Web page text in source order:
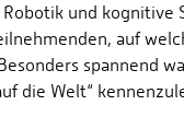
und kognitive
auf
spannend
die Welt“